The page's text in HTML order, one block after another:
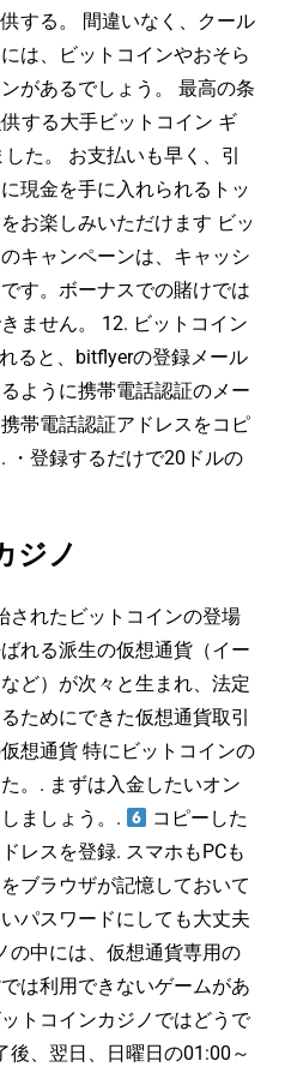
する。 間違いなく、クール
は、ビットコインやおそら
があるでしょう。 最高の条
する大手ビットコイン ギ
た。 お支払いも早く、引
現金を手に入れられるトッ
お楽しみいただけます ビッ
キャンペーンは、キャッシ
す。ボーナスでの賭けでは
ません。 12. ビットコイン
ると、bitflyerの登録メール
ように携帯電話認証のメー
帯電話認証アドレスをコピ
・登録するだけで20ドルの
ジノ
されたビットコインの登場
れる派生の仮想通貨（イー
ど）が次々と生まれ、法定
ためにできた仮想通貨取引
想通貨 特にビットコインの
。. まずは入金したいオン
ましょう。.
コピーした
レスを登録. スマホもPCも
ブラウザが記憶しておいて
パスワードにしても大丈夫
の中には、仮想通貨専用の
は利用できないゲームがあ
トコインカジノではどうで
後、翌日、日曜日の01:00～